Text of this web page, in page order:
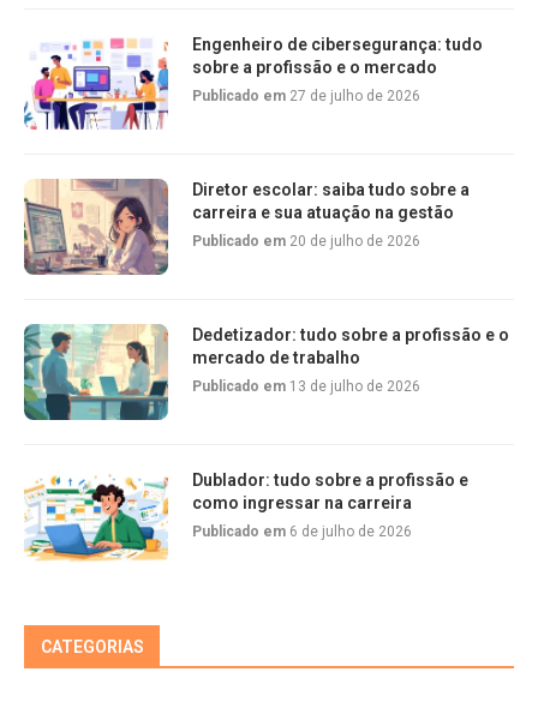
Engenheiro de cibersegurança: tudo
sobre a profissão e o mercado
Publicado em 27 de julho de 2026
Diretor escolar: saiba tudo sobre a
carreira e sua atuação na gestão
Publicado em 20 de julho de 2026
Dedetizador: tudo sobre a profissão e o
mercado de trabalho
Publicado em 13 de julho de 2026
Dublador: tudo sobre a profissão e
como ingressar na carreira
Publicado em 6 de julho de 2026
CATEGORIAS